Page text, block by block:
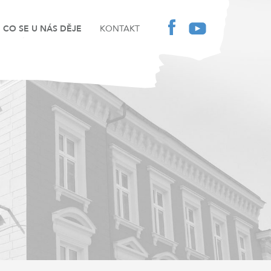
CO SE U NÁS DĚJE KONTAKT